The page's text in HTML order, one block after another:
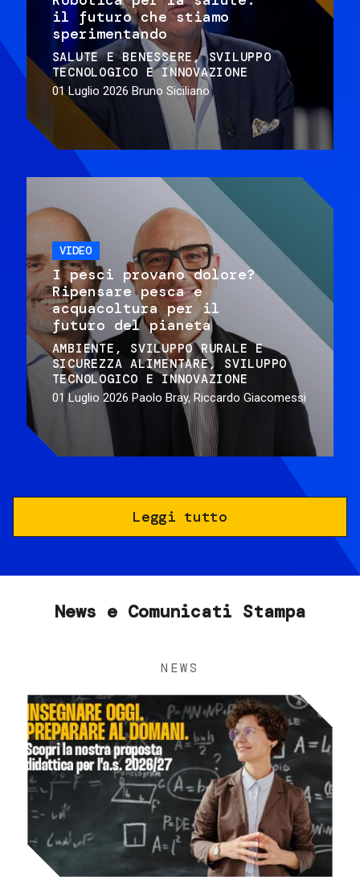
il futuro che stiamo
sperimentando
SALUTE E BENESSERE
SVILUPPO
TECNOLOGICO E INNOVAZIONE
01 Luglio 2026 Bruno Siciliano
VIDEO
I pesci provano dolore?
Ripensare pesca e
acquacoltura per il
futuro del pianeta
AMBIENTE
SVILUPPO RURALE E
SICUREZZA ALIMENTARE
SVILUPPO
TECNOLOGICO E INNOVAZIONE
01 Luglio 2026 Paolo Bray, Riccardo Giacomessi
Leggi tutto
News e Comunicati Stampa
NEWS